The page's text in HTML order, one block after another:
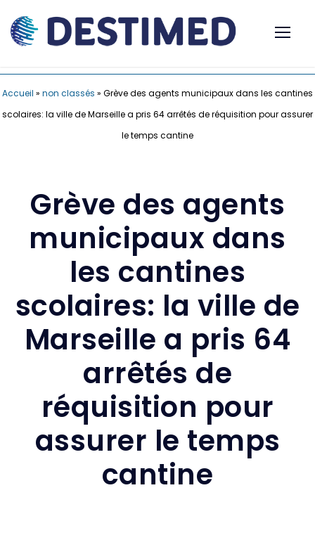
Accueil » non classés » Grève des agents municipaux dans les cantines
scolaires: la ville de Marseille a pris 64 arrêtés de réquisition pour assurer
le temps cantine
Grève des agents
municipaux dans
les cantines
scolaires: la ville de
Marseille a pris 64
arrêtés de
réquisition pour
assurer le temps
cantine